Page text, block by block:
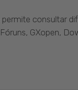
consultar
GXopen,